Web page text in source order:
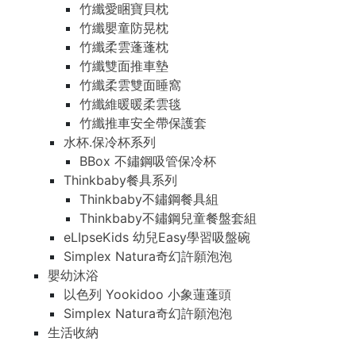
竹纖愛睏寶貝枕
竹纖嬰童防晃枕
竹纖柔雲蓬蓬枕
竹纖雙面推車墊
竹纖柔雲雙面睡窩
竹纖維暖暖柔雲毯
竹纖推車安全帶保護套
水杯.保冷杯系列
BBox 不鏽鋼吸管保冷杯
Thinkbaby餐具系列
Thinkbaby不鏽鋼餐具組
Thinkbaby不鏽鋼兒童餐盤套組
eLIpseKids 幼兒Easy學習吸盤碗
Simplex Natura奇幻許願泡泡
嬰幼沐浴
以色列 Yookidoo 小象蓮蓬頭
Simplex Natura奇幻許願泡泡
生活收納